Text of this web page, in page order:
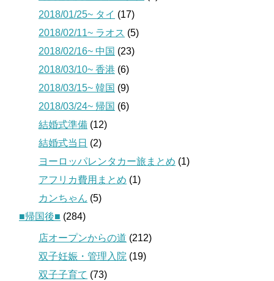
2018/01/25~ タイ (17)
2018/02/11~ ラオス (5)
2018/02/16~ 中国 (23)
2018/03/10~ 香港 (6)
2018/03/15~ 韓国 (9)
2018/03/24~ 帰国 (6)
結婚式準備 (12)
結婚式当日 (2)
ヨーロッパレンタカー旅まとめ (1)
アフリカ費用まとめ (1)
カンちゃん (5)
■帰国後■ (284)
店オープンからの道 (212)
双子妊娠・管理入院 (19)
双子子育て (73)